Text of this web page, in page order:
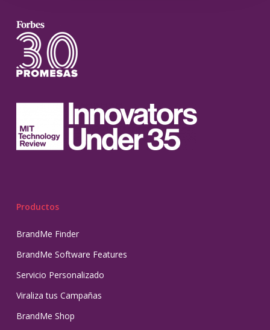
Productos
BrandMe Finder
BrandMe Software Features
Servicio Personalizado
Viraliza tus Campañas
BrandMe Shop